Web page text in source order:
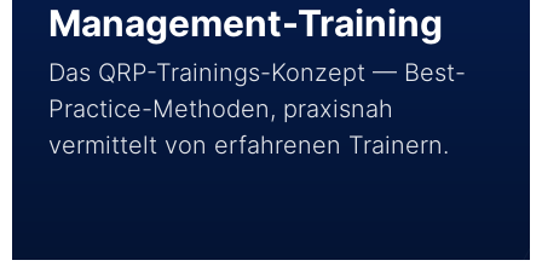
Management-Training
Das QRP-Trainings-Konzept — Best-
Practice-Methoden, praxisnah
vermittelt von erfahrenen Trainern.